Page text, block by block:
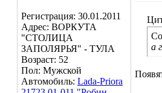
Регистрация: 30.01.2011
Адрес: ВОРКУТА
"СТОЛИЦА
ЗАПОЛЯРЬЯ" - ТУЛА
Возраст: 52
Пол: Мужской
Автомобиль: Lada-Priora
а